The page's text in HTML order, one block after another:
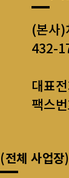
(본사)
432-
대표
팩스
(전체 사업장)